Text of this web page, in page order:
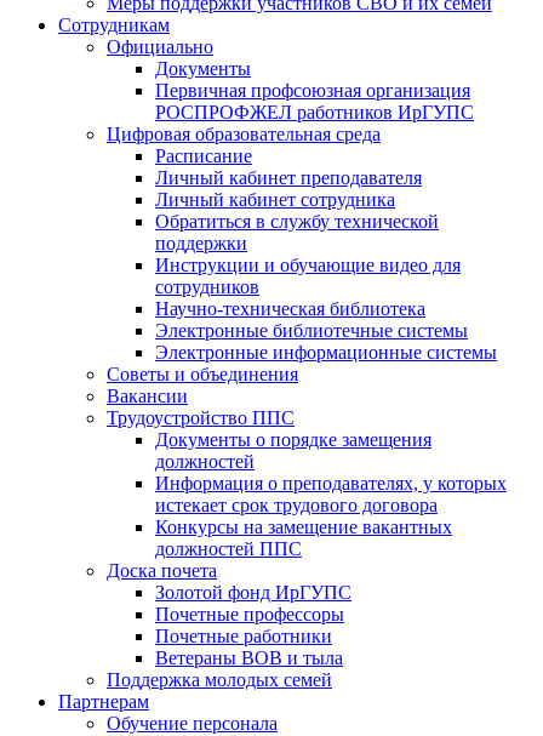
Сотрудникам
Официально
Документы
Первичная профсоюзная организация
РОСПРОФЖЕЛ работников ИрГУПС
Цифровая образовательная среда
Расписание
Личный кабинет преподавателя
Личный кабинет сотрудника
Обратиться в службу технической
поддержки
Инструкции и обучающие видео для
сотрудников
Научно-техническая библиотека
Электронные библиотечные системы
Электронные информационные системы
Советы и объединения
Вакансии
Трудоустройство ППС
Документы о порядке замещения
должностей
Информация о преподавателях, у которых
истекает срок трудового договора
Конкурсы на замещение вакантных
должностей ППС
Доска почета
Золотой фонд ИрГУПС
Почетные профессоры
Почетные работники
Ветераны ВОВ и тыла
Поддержка молодых семей
Партнерам
Обучение персонала